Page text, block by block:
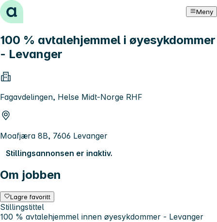
Hopp til innhold Meny
100 % avtalehjemmel i øyesykdommer
- Levanger
Fagavdelingen, Helse Midt-Norge RHF
Moafjæra 8B, 7606 Levanger
Stillingsannonsen er inaktiv.
Om jobben
Lagre favoritt
Stillingstittel
100 % avtalehjemmel innen øyesykdommer - Levanger